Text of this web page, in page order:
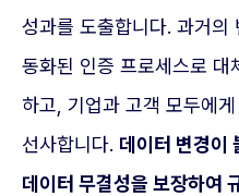
성과를 도출합니다. 과거의
동화된 인증 프로세스로 대
하고, 기업과 고객 모두에
선사합니다. 데이터 변경이
데이터 무결성을 보장하여